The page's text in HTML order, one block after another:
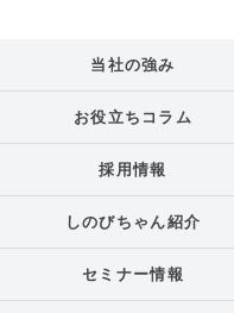
当社の強み
お役立ちコラム
採用情報
しのびちゃん紹介
セミナー情報